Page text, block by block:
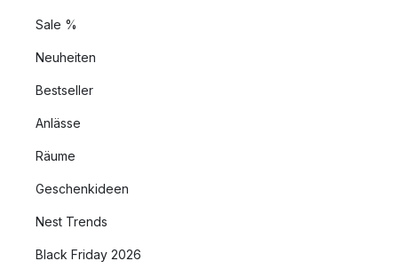
Sale %
Neuheiten
Bestseller
Anlässe
Räume
Geschenkideen
Nest Trends
Black Friday 2026